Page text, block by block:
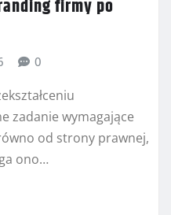
firmy po
0
zadanie wymagające
od strony prawnej,
ono…